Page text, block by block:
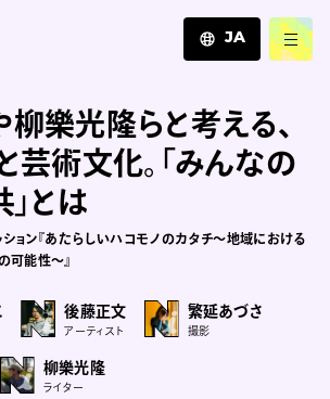
JA
EN
ZH
樂光隆らと考える、
芸術文化。「みんなの
」とは
ション『あたらしいハコモノのカタチ～地域における
可能性～』
後藤正文
アーティスト
繁延あづさ
撮影
柳樂光隆
ライター